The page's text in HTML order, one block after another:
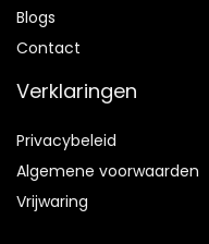
Blogs
Contact
Verklaringen
Privacybeleid
Algemene voorwaarden
Vrijwaring